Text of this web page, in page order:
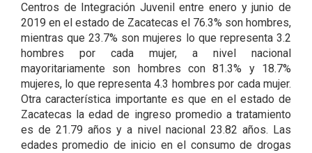
Centros de Integración Juvenil entre enero y junio de
2019 en el estado de Zacatecas el 76.3% son hombres,
mientras que 23.7% son mujeres lo que representa 3.2
hombres por cada mujer, a nivel nacional
mayoritariamente son hombres con 81.3% y 18.7%
mujeres, lo que representa 4.3 hombres por cada mujer.
Otra característica importante es que en el estado de
Zacatecas la edad de ingreso promedio a tratamiento
es de 21.79 años y a nivel nacional 23.82 años. Las
edades promedio de inicio en el consumo de drogas